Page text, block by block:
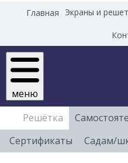
Главная Экраны и
меню
Решётка
Сертификаты
Садам/